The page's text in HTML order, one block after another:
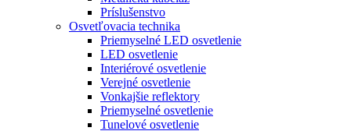
Príslušenstvo
Osvetľovacia technika
Priemyselné LED osvetlenie
LED osvetlenie
Interiérové osvetlenie
Verejné osvetlenie
Vonkajšie reflektory
Priemyselné osvetlenie
Tunelové osvetlenie